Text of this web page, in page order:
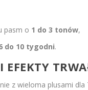
pasm o 1 do 3 tonów,
do 10 tygodni.
EFEKTY
z wieloma plusami dla